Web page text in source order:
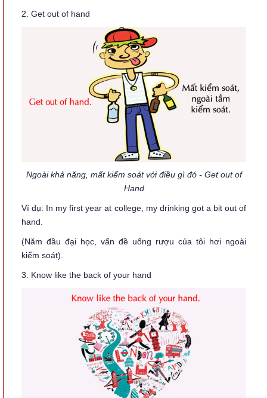
2. Get out of hand
Ngoài khả năng, mất kiểm soát với điều gì đó - Get out of
Hand
Ví dụ: In my first year at college, my drinking got a bit out of
hand.
(Năm đầu đại học, vấn đề uống rượu của tôi hơi ngoài
kiểm soát).
3. Know like the back of your hand